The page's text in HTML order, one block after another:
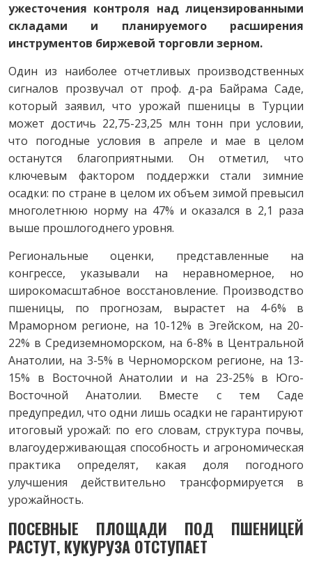
ужесточения контроля над лицензированными
складами и планируемого расширения
инструментов биржевой торговли зерном.
Один из наиболее отчетливых производственных
сигналов прозвучал от проф. д-ра Байрама Саде,
который заявил, что урожай пшеницы в Турции
может достичь 22,75-23,25 млн тонн при условии,
что погодные условия в апреле и мае в целом
останутся благоприятными. Он отметил, что
ключевым фактором поддержки стали зимние
осадки: по стране в целом их объем зимой превысил
многолетнюю норму на 47% и оказался в 2,1 раза
выше прошлогоднего уровня.
Региональные оценки, представленные на
конгрессе, указывали на неравномерное, но
широкомасштабное восстановление. Производство
пшеницы, по прогнозам, вырастет на 4-6% в
Мраморном регионе, на 10-12% в Эгейском, на 20-
22% в Средиземноморском, на 6-8% в Центральной
Анатолии, на 3-5% в Черноморском регионе, на 13-
15% в Восточной Анатолии и на 23-25% в Юго-
Восточной Анатолии. Вместе с тем Саде
предупредил, что одни лишь осадки не гарантируют
итоговый урожай: по его словам, структура почвы,
влагоудерживающая способность и агрономическая
практика определят, какая доля погодного
улучшения действительно трансформируется в
урожайность.
ПОСЕВНЫЕ ПЛОЩАДИ ПОД ПШЕНИЦЕЙ
РАСТУТ, КУКУРУЗА ОТСТУПАЕТ